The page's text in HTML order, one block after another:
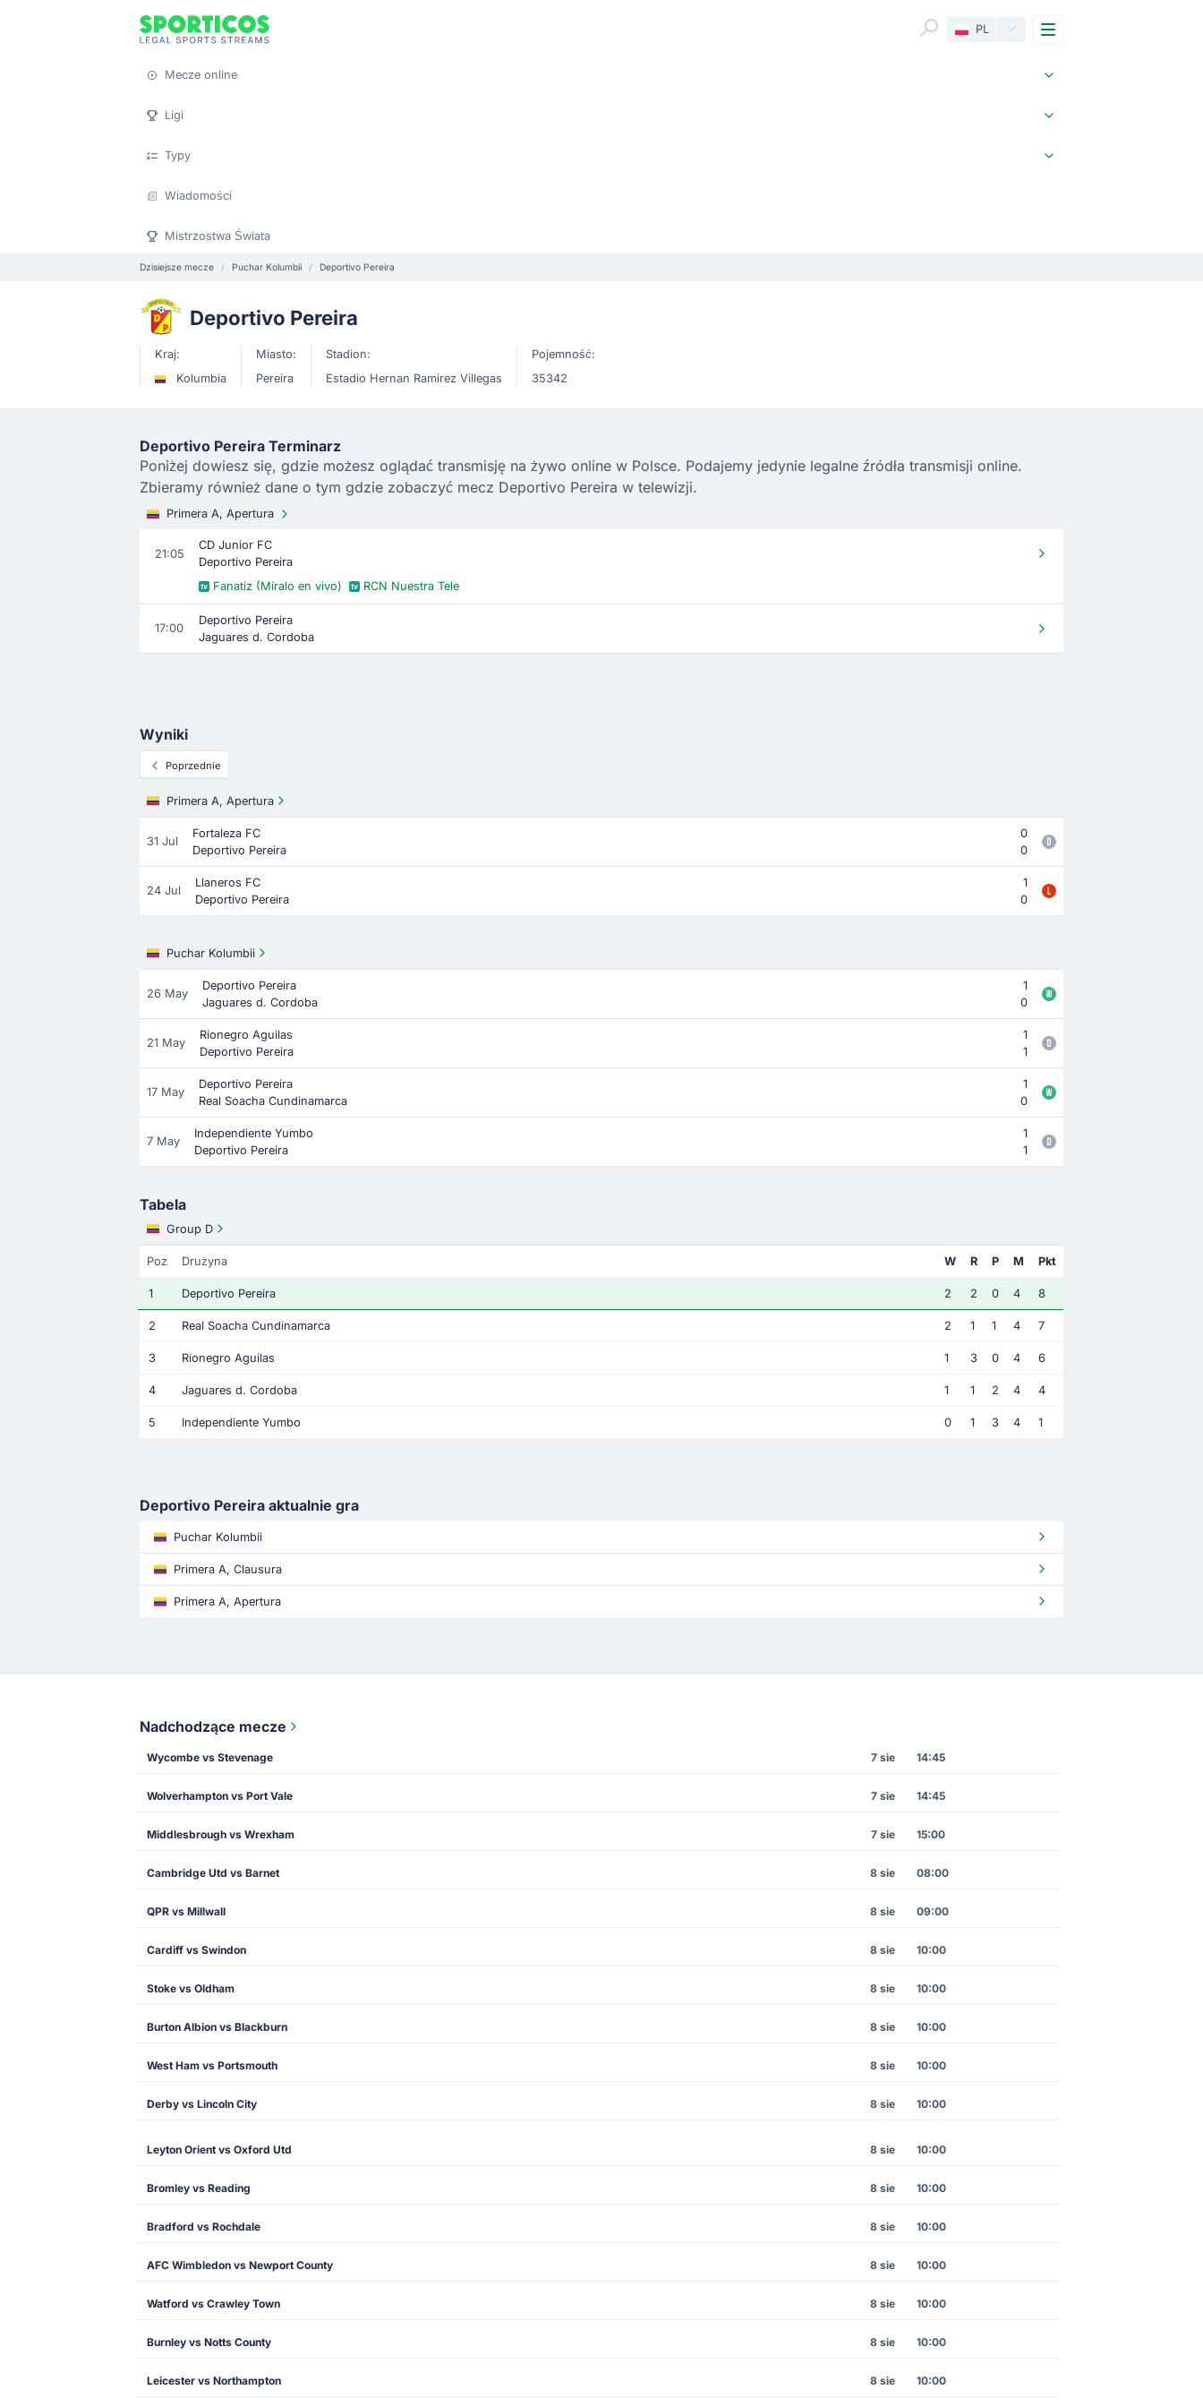
PL Menu
Mecze online
Ligi
Typy
Wiadomości
Mistrzostwa Świata
Dzisiejsze mecze Puchar Kolumbii Deportivo Pereira
Deportivo Pereira
Kraj:
Kolumbia
Miasto:
Pereira
Stadion:
Estadio Hernan Ramirez Villegas
Pojemność:
35342
Deportivo Pereira Terminarz
Poniżej dowiesz się, gdzie możesz oglądać transmisję na żywo online w Polsce. Podajemy jedynie legalne źródła transmisji online.
Zbieramy również dane o tym gdzie zobaczyć mecz Deportivo Pereira w telewizji.
Primera A, Apertura
21:05
CD Junior FC
Deportivo Pereira
Fanatiz (Míralo en vivo)
RCN Nuestra Tele
17:00
Deportivo Pereira
Jaguares d. Cordoba
Wyniki
Poprzednie
Primera A, Apertura
31 Jul
Fortaleza FC
0
Deportivo Pereira
0
24 Jul
Llaneros FC
1
Deportivo Pereira
0
Puchar Kolumbii
26 May
Deportivo Pereira
1
Jaguares d. Cordoba
0
21 May
Rionegro Aguilas
1
Deportivo Pereira
1
17 May
Deportivo Pereira
1
Real Soacha Cundinamarca
0
7 May
Independiente Yumbo
1
Deportivo Pereira
1
Tabela
Group D
Poz Drużyna W R P M Pkt
1 Deportivo Pereira 2 2 0 4 8
2 Real Soacha Cundinamarca 2 1 1 4 7
3 Rionegro Aguilas 1 3 0 4 6
4 Jaguares d. Cordoba 1 1 2 4 4
5 Independiente Yumbo 0 1 3 4 1
Deportivo Pereira aktualnie gra
Puchar Kolumbii
Primera A, Clausura
Primera A, Apertura
Nadchodzące mecze
Wycombe vs Stevenage 7 sie 14:45
Wolverhampton vs Port Vale 7 sie 14:45
Middlesbrough vs Wrexham 7 sie 15:00
Cambridge Utd vs Barnet 8 sie 08:00
QPR vs Millwall 8 sie 09:00
Cardiff vs Swindon 8 sie 10:00
Stoke vs Oldham 8 sie 10:00
Burton Albion vs Blackburn 8 sie 10:00
West Ham vs Portsmouth 8 sie 10:00
Derby vs Lincoln City 8 sie 10:00
Leyton Orient vs Oxford Utd 8 sie 10:00
Bromley vs Reading 8 sie 10:00
Bradford vs Rochdale 8 sie 10:00
AFC Wimbledon vs Newport County 8 sie 10:00
Watford vs Crawley Town 8 sie 10:00
Burnley vs Notts County 8 sie 10:00
Leicester vs Northampton 8 sie 10:00